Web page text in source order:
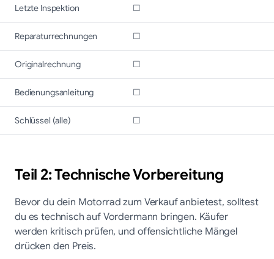
Letzte Inspektion
☐
Reparaturrechnungen
☐
Originalrechnung
☐
Bedienungsanleitung
☐
Schlüssel (alle)
☐
Teil 2: Technische Vorbereitung
Bevor du dein Motorrad zum Verkauf anbietest, solltest
du es technisch auf Vordermann bringen. Käufer
werden kritisch prüfen, und offensichtliche Mängel
drücken den Preis.